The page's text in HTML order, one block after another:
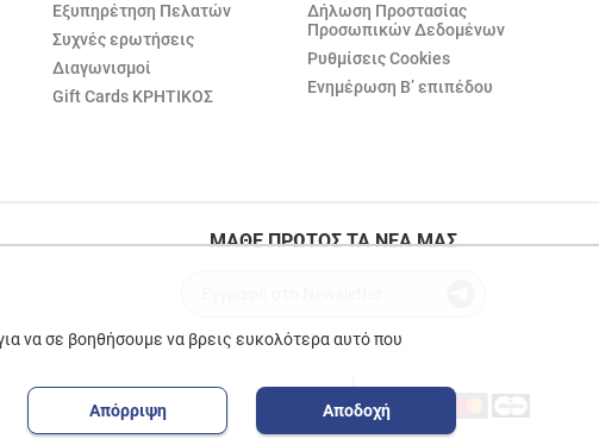
Εξυπηρέτηση Πελατών
Συχνές ερωτήσεις
Διαγωνισμοί
Gift Cards ΚΡΗΤΙΚΟΣ
Δήλωση Προστασίας
Προσωπικών Δεδομένων
Ρυθμίσεις Cookies
Ενημέρωση Β’ επιπέδου
ΜΑΘΕ ΠΡΩΤΟΣ ΤΑ ΝΕΑ ΜΑΣ
να σε βοηθήσουμε να βρεις ευκολότερα αυτό που
Απόρριψη Αποδοχή